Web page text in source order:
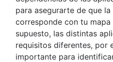
para asegurarte de que
corresponde con tu
supuesto, las distintas
requisitos diferentes, por
importante para